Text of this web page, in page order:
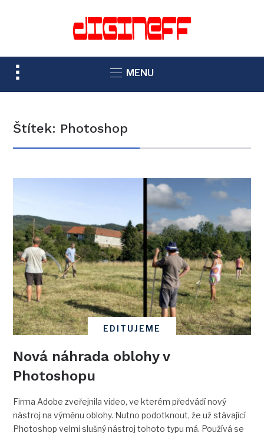
TOGGLE
SIDEBAR
NAVIGATION
MENU
Štítek: Photoshop
EDITUJEME
Nová náhrada oblohy v
Photoshopu
Firma Adobe zveřejnila video, ve kterém předvádí nový
nástroj na výměnu oblohy. Nutno podotknout, že už stávající
Photoshop velmi slušný nástroj tohoto typu má. Používá se